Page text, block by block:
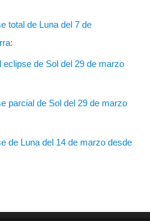
total de Luna del 7 de
de Sol del 29 de marzo
parcial de Sol del 29 de marzo
de Luna del 14 de marzo desde